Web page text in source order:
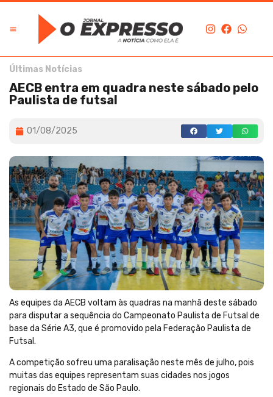
Últimas Notícias
AECB entra em quadra neste sábado pelo
Paulista de futsal
01/08/2025
As equipes da AECB voltam às quadras na manhã deste sábado
para disputar a sequência do Campeonato Paulista de Futsal de
base da Série A3, que é promovido pela Federação Paulista de
Futsal.
A competição sofreu uma paralisação neste mês de julho, pois
muitas das equipes representam suas cidades nos jogos
regionais do Estado de São Paulo.